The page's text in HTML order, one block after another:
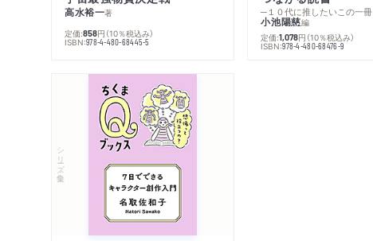
高水裕一著
定価:858円 （10％税込み）
ISBN:978-4-480-68445-5
─１０代に推したいこの一冊
小池陽慈編
定価:1,078円 （10％税込み）
ISBN:978-4-480-68476-9
シリーズ・全集